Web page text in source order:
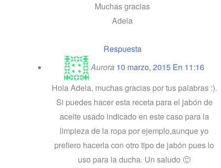
Muchas gracias
Adela
Respuesta
Aurora 10 marzo, 2015 En 11:16
Hola Adela, muchas gracias por tus palabras :).
Si puedes hacer esta receta para el jabón de
aceite usado indicado en este caso para la
limpieza de la ropa por ejemplo,aunque yo
prefiero hacerla con otro tipo de jabón pues lo
uso para la ducha. Un saludo 🙂